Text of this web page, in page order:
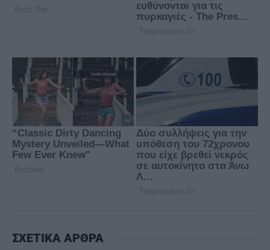
ΣΧΕΤΙΚΑ ΑΡΘΡΑ